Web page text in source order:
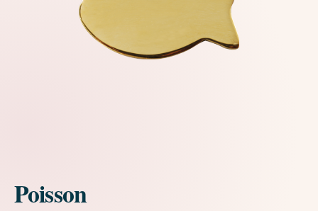
Poisson